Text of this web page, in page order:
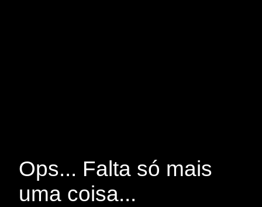
Ops... Falta só mais
uma coisa...